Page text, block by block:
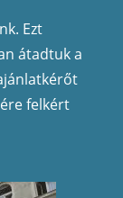
Ezt
n átadtuk a
felkért